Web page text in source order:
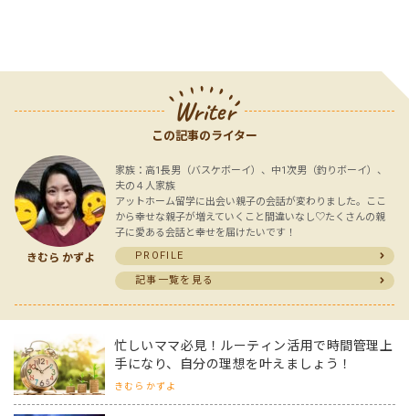
Writer
この記事のライター
きむら かずよ
家族：高1長男（バスケボーイ）、中1次男（釣りボーイ）、
夫の４人家族
アットホーム留学に出会い親子の会話が変わりました。ここ
から幸せな親子が増えていくこと間違いなし♡たくさんの親
子に愛ある会話と幸せを届けたいです！
PROFILE
記事一覧を見る
忙しいママ必見！ルーティン活用で時間管理上
手になり、自分の理想を叶えましょう！
きむら かずよ